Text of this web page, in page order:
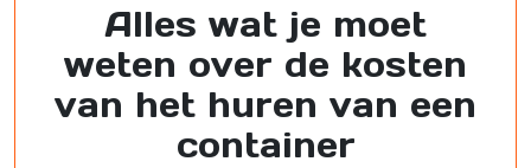
Alles wat je moet
weten over de kosten
van het huren van een
container